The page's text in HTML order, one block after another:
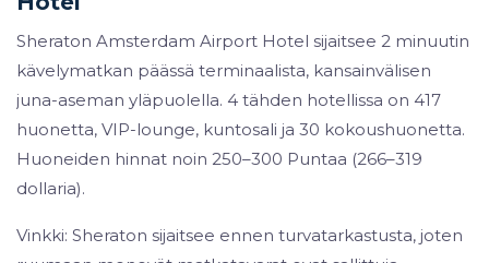
Sheraton Amsterdam Airport Hotel sijaitsee 2 minuutin
kävelymatkan päässä terminaalista, kansainvälisen
juna-aseman yläpuolella. 4 tähden hotellissa on 417
huonetta, VIP-lounge, kuntosali ja 30 kokoushuonetta.
Huoneiden hinnat noin 250–300 Puntaa (266–319
dollaria).
Vinkki: Sheraton sijaitsee ennen turvatarkastusta, joten